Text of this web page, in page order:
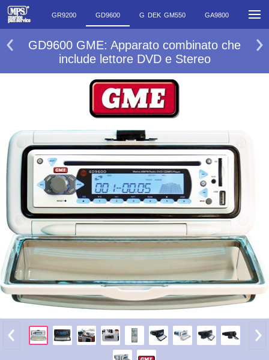
GR300BT GR9200 GD9600 G DEK GM550 GA9800
GD9600 GME: Apparato combinato che
include lettore DVD e Stereo